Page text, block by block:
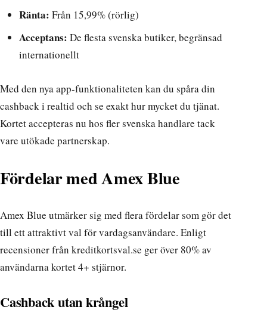
Ränta: Från 15,99% (rörlig)
Acceptans: De flesta svenska butiker, begränsad
internationellt
Med den nya app-funktionaliteten kan du spåra din
cashback i realtid och se exakt hur mycket du tjänat.
Kortet accepteras nu hos fler svenska handlare tack
vare utökade partnerskap.
Fördelar med Amex Blue
Amex Blue utmärker sig med flera fördelar som gör det
till ett attraktivt val för vardagsanvändare. Enligt
recensioner från kreditkortsval.se ger över 80% av
användarna kortet 4+ stjärnor.
Cashback utan krångel